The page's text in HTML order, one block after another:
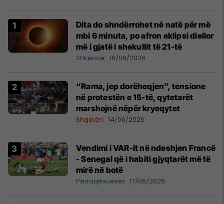
Dita do shndërrohet në natë për më
mbi 6 minuta, po afron eklipsi diellor
më i gjatë i shekullit të 21-të
Shkencë 16/06/2026
“Rama, jep dorëheqjen”, tensione
në protestën e 15-të, qytetarët
marshojnë nëpër kryeqytet
Shqipëri 14/06/2026
Vendimi i VAR-it në ndeshjen Francë
- Senegal që i habiti gjyqtarët më të
mirë në botë
Përfaqësueset 17/06/2026